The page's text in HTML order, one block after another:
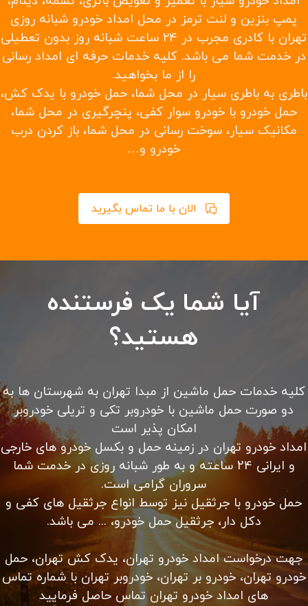
پمپ بنزین و لنت ترمز در محل امداد خودرو شبانه روزی
تهران با کادری مجرب در ۲۴ ساعت شبانه روز بدون تعطیلی
در خدمت شما می باشد. کلیه خدمات حرفه ای امداد رسانی
را از ما بخواهید.
باطری به باطری سیار در محل شما، حمل خودرو با یدک کش،
حمل خودرو با خودرو سوار کفی، پنچرگیری در محل شما،
مکانیک سیار، سوخت رسانی در محل شما، باز کردن درب
خودرو و…
الان با ما تماس بگیرید
آیا شما یک فرستنده
هستید؟
کلیه خدمات حمل ماشین از مبدا تهران به شهرستان ها به
دو صورت حمل ماشین با خودروبر تکی و تریلی خودروبر
امکان پذیر است
امداد خودرو تهران در زمینه حمل و بکسل خودرو های خارجی
و ایرانی 24 ساعته و به طور شبانه روزی در خدمت شما
سروران گرامی است.
حمل خودرو با جرثقیل نیز توسط انواع جرثقیل های کفی و
دکل دار، جرثقیل حمل خودرو، ... می باشد.
جهت درخواست امداد خودرو تهران، یدک کش تهران، حمل
خودرو تهران، خودرو بر تهران، خودروبر تهران با شماره تماس
های امداد خودرو تهران تماس حاصل فرمایید